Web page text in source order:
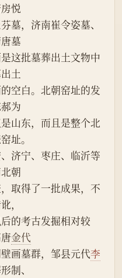
悦
墓，济南崔令姿墓、
墓
这批墓葬出土文物中
土
空白。北朝窑址的发
为
山东，而且是整个北
址。
济宁、枣庄、临沂等
朝
取得了一批成果，不
，
的考古发掘相对较
金代
画墓群，邹县元代李
制、